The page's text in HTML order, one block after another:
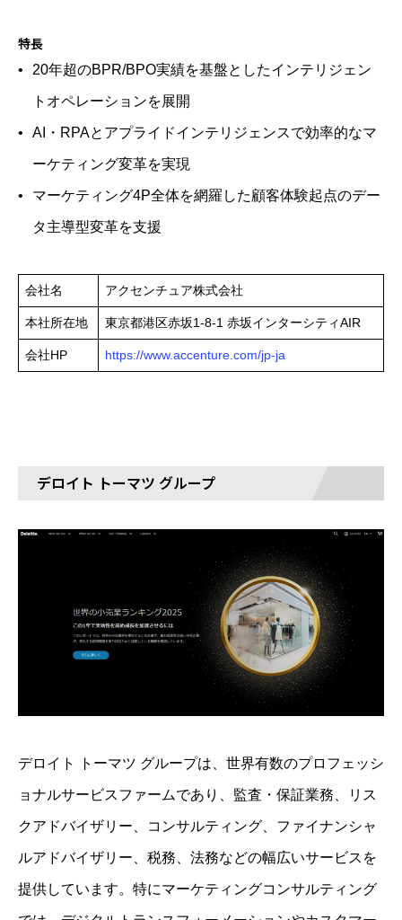
特長
20年超のBPR/BPO実績を基盤としたインテリジェン
トオペレーションを展開
AI・RPAとアプライドインテリジェンスで効率的なマ
ーケティング変革を実現
マーケティング4P全体を網羅した顧客体験起点のデー
タ主導型変革を支援
会社名 アクセンチュア株式会社
本社所在地 東京都港区赤坂1-8-1 赤坂インターシティAIR
会社HP https://www.accenture.com/jp-ja
デロイト トーマツ グループ
デロイト トーマツ グループは、世界有数のプロフェッシ
ョナルサービスファームであり、監査・保証業務、リス
クアドバイザリー、コンサルティング、ファイナンシャ
ルアドバイザリー、税務、法務などの幅広いサービスを
提供しています。特にマーケティングコンサルティング